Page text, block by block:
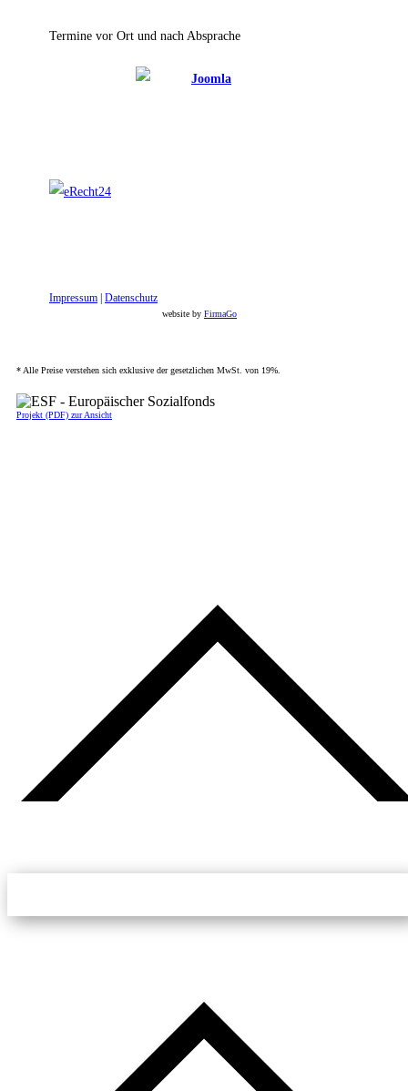
Termine vor Ort und nach Absprache
Impressum | Datenschutz
website by FirmaGo
* Alle Preise verstehen sich exklusive der gesetzlichen MwSt. von 19%.
Projekt (PDF) zur Ansicht